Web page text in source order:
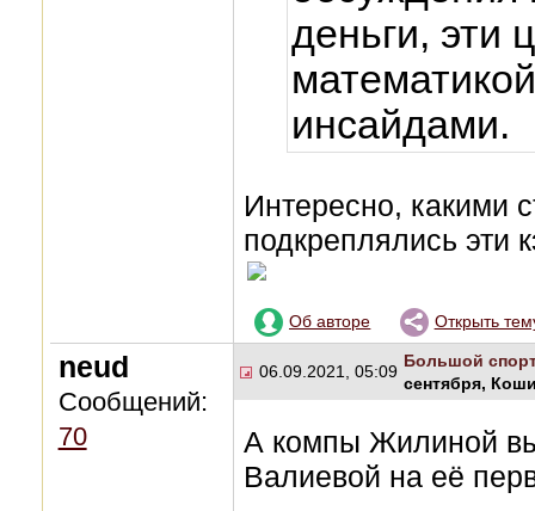
деньги, эти
инсайдами.
Интересно, какими
подкреплялись эти
Об авторе Открыть
neud
Сообщений:
70
06.09.2021, 05:09
Большой
сентября,
А компы Жилиной
Валиевой на её